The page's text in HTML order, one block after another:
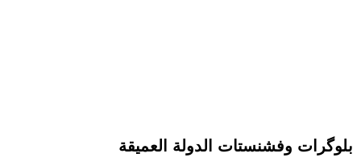
بلوگرات وفشنستات الدولة العميقة